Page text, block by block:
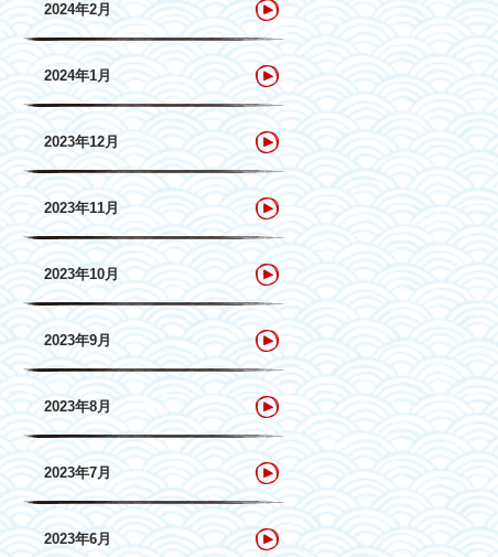
2024年2月
2024年1月
2023年12月
2023年11月
2023年10月
2023年9月
2023年8月
2023年7月
2023年6月